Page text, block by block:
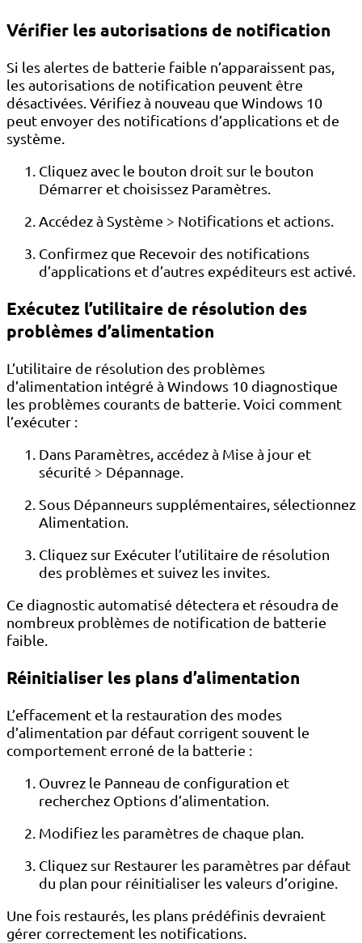
Vérifier les autorisations de notification
Si les alertes de batterie faible n’apparaissent pas,
les autorisations de notification peuvent être
désactivées. Vérifiez à nouveau que Windows 10
peut envoyer des notifications d’applications et de
système.
Cliquez avec le bouton droit sur le bouton
Démarrer et choisissez Paramètres.
Accédez à Système > Notifications et actions.
Confirmez que Recevoir des notifications
d’applications et d’autres expéditeurs est activé.
Exécutez l’utilitaire de résolution des
problèmes d’alimentation
L’utilitaire de résolution des problèmes
d’alimentation intégré à Windows 10 diagnostique
les problèmes courants de batterie. Voici comment
l’exécuter :
Dans Paramètres, accédez à Mise à jour et
sécurité > Dépannage.
Sous Dépanneurs supplémentaires, sélectionnez
Alimentation.
Cliquez sur Exécuter l’utilitaire de résolution
des problèmes et suivez les invites.
Ce diagnostic automatisé détectera et résoudra de
nombreux problèmes de notification de batterie
faible.
Réinitialiser les plans d’alimentation
L’effacement et la restauration des modes
d’alimentation par défaut corrigent souvent le
comportement erroné de la batterie :
Ouvrez le Panneau de configuration et
recherchez Options d’alimentation.
Modifiez les paramètres de chaque plan.
Cliquez sur Restaurer les paramètres par défaut
du plan pour réinitialiser les valeurs d’origine.
Une fois restaurés, les plans prédéfinis devraient
gérer correctement les notifications.